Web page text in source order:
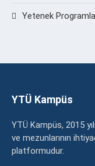
Yetenek
YTÜ Kampüs
YTÜ Kampüs, 2015
ve mezunlarının
platformudur.